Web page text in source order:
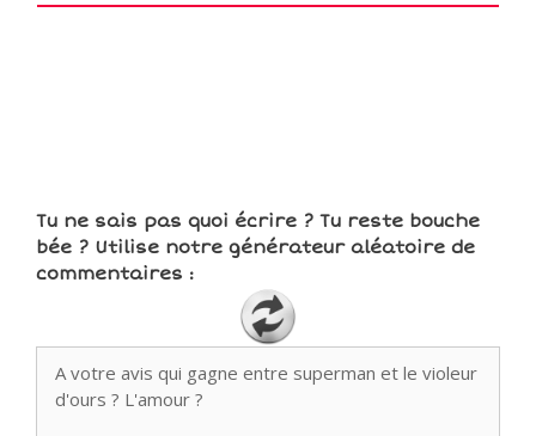
Tu ne sais pas quoi écrire ? Tu reste bouche
bée ? Utilise notre générateur aléatoire de
commentaires :